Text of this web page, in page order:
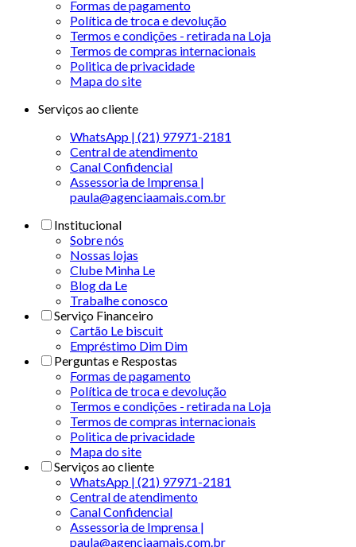
Formas de pagamento
Política de troca e devolução
Termos e condições - retirada na Loja
Termos de compras internacionais
Politica de privacidade
Mapa do site
Serviços ao cliente
WhatsApp | (21) 97971-2181
Central de atendimento
Canal Confidencial
Assessoria de Imprensa |
paula@agenciaamais.com.br
Institucional
Sobre nós
Nossas lojas
Clube Minha Le
Blog da Le
Trabalhe conosco
Serviço Financeiro
Cartão Le biscuit
Empréstimo Dim Dim
Perguntas e Respostas
Formas de pagamento
Política de troca e devolução
Termos e condições - retirada na Loja
Termos de compras internacionais
Politica de privacidade
Mapa do site
Serviços ao cliente
WhatsApp | (21) 97971-2181
Central de atendimento
Canal Confidencial
Assessoria de Imprensa |
paula@agenciaamais.com.br